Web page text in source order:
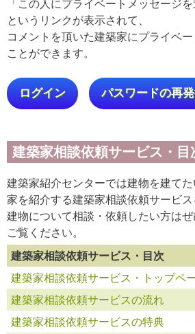
「この人にプライベートメッセージを
というリンクが表示されて、
コメントを頂いた建築家にプライベ
ことができます。
ログイン パスワードの再
建築家相談依頼サービス・目
建築家紹介センターでは建物を建て
家を紹介する建築家相談依頼サービス
建物について相談・依頼したい方は
ご覧ください。
建築家相談依頼サービス・目次
建築家相談依頼サービス・トップペ
建築家相談依頼サービスの流れ
建築家相談依頼サービスの特典